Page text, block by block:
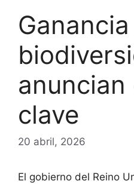
clave
20 abril, 2026
El gobierno del Reino